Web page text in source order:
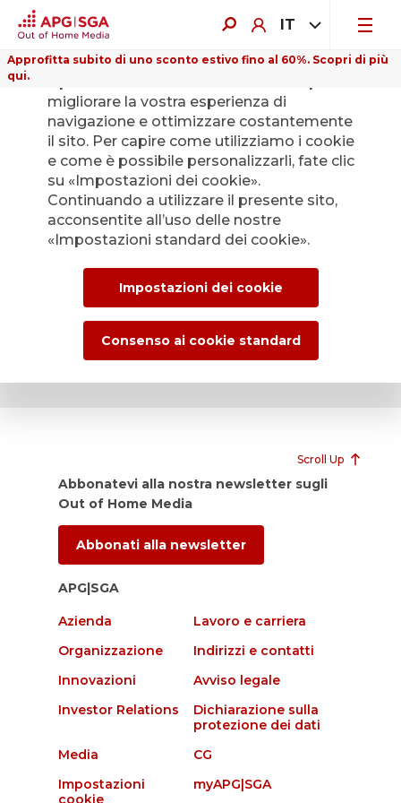
IT
Approfitta subito di uno sconto estivo fino al 60%. Scopri di più
qui.
Benvenuti all'evento!
La sua registrazione è ora completa.
Cordiali saluti,
APG|SGA Società Generale d’Affissioni SA
Scroll Up
Abbonatevi alla nostra newsletter sugli
Out of Home Media
Abbonati alla newsletter
APG|SGA
Azienda
Lavoro e carriera
Organizzazione
Indirizzi e contatti
Innovazioni
Avviso legale
Investor Relations
Dichiarazione sulla
protezione dei dati
Media
CG
Impostazioni
cookie
myAPG|SGA
migliorare la vostra esperienza di
navigazione e ottimizzare costantemente
il sito. Per capire come utilizziamo i cookie
e come è possibile personalizzarli, fate clic
su «Impostazioni dei cookie».
Continuando a utilizzare il presente sito,
acconsentite all’uso delle nostre
«Impostazioni standard dei cookie».
Impostazioni dei cookie
Consenso ai cookie standard